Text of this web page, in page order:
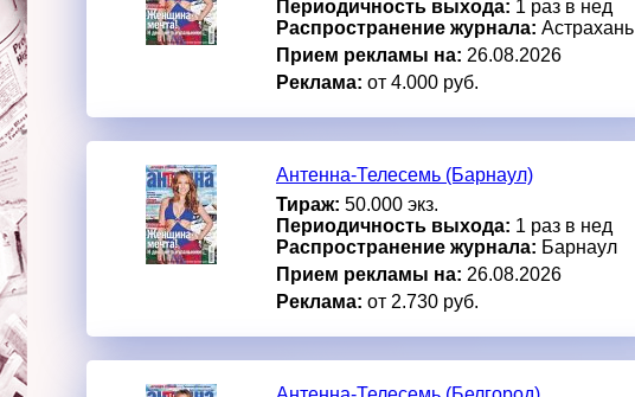
Периодичность выхода: 1 раз в нед
Распространение журнала: Астрахань
Прием рекламы на: 26.08.2026
Реклама: от 4.000 руб.
Антенна-Телесемь (Барнаул)
Тираж: 50.000 экз.
Периодичность выхода: 1 раз в нед
Распространение журнала: Барнаул
Прием рекламы на: 26.08.2026
Реклама: от 2.730 руб.